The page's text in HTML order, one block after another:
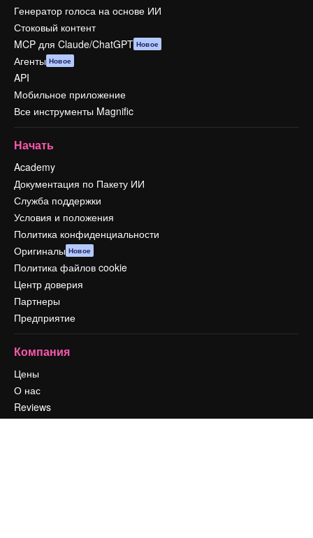
Генератор голоса на основе ИИ
Стоковый контент
MCP для Claude/ChatGPT Новое
Агенты Новое
API
Мобильное приложение
Все инструменты Magnific
Начать
Academy
Документация по Пакету ИИ
Служба поддержки
Условия и положения
Политика конфиденциальности
Оригиналы Новое
Политика файлов cookie
Центр доверия
Партнеры
Предприятие
Компания
Цены
О нас
Reviews
Вакансии